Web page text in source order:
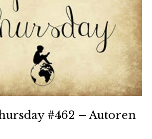
#462 – Autoren